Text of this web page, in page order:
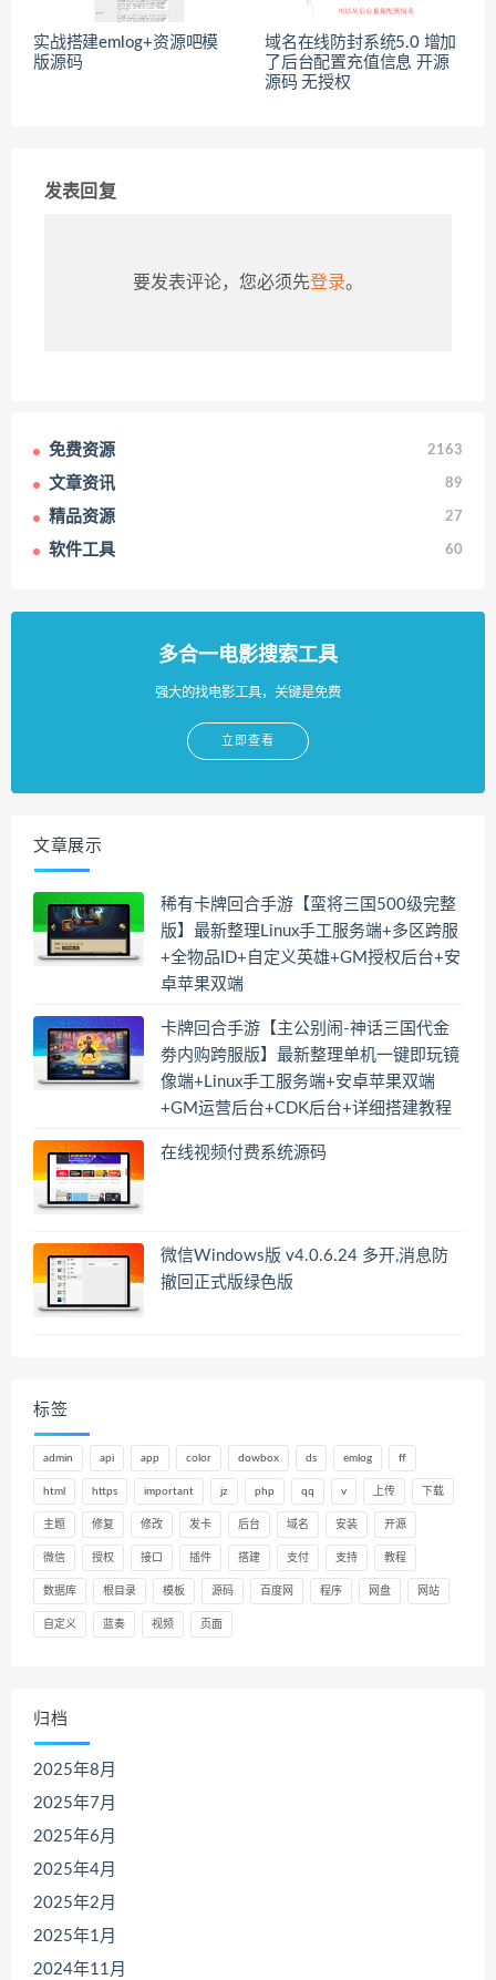
实战搭建emlog+资源吧模
版源码
域名在线防封系统5.0 增加
了后台配置充值信息 开源
源码 无授权
发表回复
要发表评论，您必须先登录。
免费资源 2163
文章资讯 89
精品资源 27
软件工具 60
多合一电影搜索工具
强大的找电影工具，关键是免费
立即查看
文章展示
稀有卡牌回合手游【蛮将三国500级完整
版】最新整理Linux手工服务端+多区跨服
+全物品ID+自定义英雄+GM授权后台+安
卓苹果双端
卡牌回合手游【主公别闹-神话三国代金
劵内购跨服版】最新整理单机一键即玩镜
像端+Linux手工服务端+安卓苹果双端
+GM运营后台+CDK后台+详细搭建教程
在线视频付费系统源码
微信Windows版 v4.0.6.24 多开,消息防
撤回正式版绿色版
标签
admin api app color dowbox ds emlog ff
html https important jz php qq v 上传 下载
主题 修复 修改 发卡 后台 域名 安装 开源
微信 授权 接口 插件 搭建 支付 支持 教程
数据库 根目录 模板 源码 百度网 程序 网盘 网站
自定义 蓝奏 视频 页面
归档
2025年8月
2025年7月
2025年6月
2025年4月
2025年2月
2025年1月
2024年11月